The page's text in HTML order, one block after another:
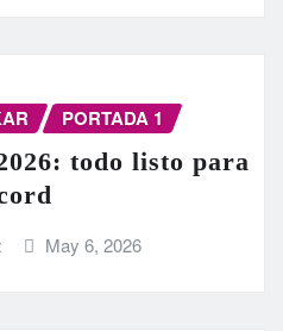
PORTADA 1
todo listo para
May 6, 2026